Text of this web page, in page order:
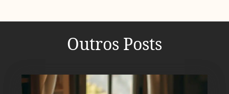
Outros Posts